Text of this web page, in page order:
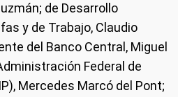
de Desarrollo
y de Trabajo, Claudio
del Banco Central, Miguel
Federal de
Mercedes Marcó del Pont;